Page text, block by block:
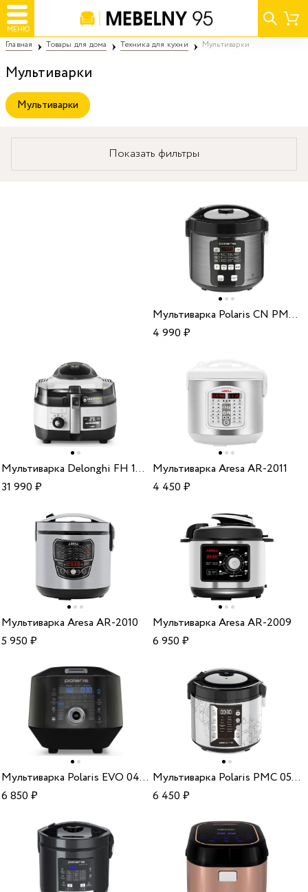
МЕНЮ
Главная Товары для дома Техника для кухни Мультиварки
Мультиварки
Мультиварки
Показать фильтры
Мультиварка Polaris CN PMC 0593AD silver
4 990₽
Мультиварка Delonghi FH 1396/1 Wh
31 990₽
Мультиварка Aresa AR-2011
4 450₽
Мультиварка Aresa AR-2010
5 950₽
Мультиварка Aresa AR-2009
6 950₽
Мультиварка Polaris EVO 0446DS Graphite
6 850₽
Мультиварка Polaris PMC 0524 IQ Home silver
6 450₽